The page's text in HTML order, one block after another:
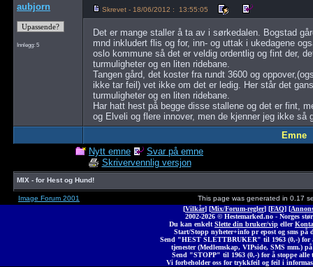
aubjorn
Innlegg: 5
Skrevet - 18/06/2012 : 13:55:05
Det er mange staller å ta av i sørkedalen. Bogstad
mnd inkludert flis og for, inn- og uttak i ukedagene
oslo kommune så det er veldig ordentlig og fint der,
turmuligheter og en liten ridebane.
Tangen gård, det koster fra rundt 3600 og
ikke tar feil) vet ikke om det er ledig. Her står det
turmuligheter og en liten ridebane.
Har hatt hest på begge disse stallene og det er fint,
og Elveli og flere innover, men de kjenner jeg ikke
Emne
Nytt emne
Svar på emne
Skrivervennlig versjon
MIX - for Hest og Hund!
Image Forum 2001
This page was generated in 0.17
[Vilkår] [Mix/Forum-regler] [FAQ] [
2002-2026 © Hestemarked.no - Norges
Du kan enkelt Slette din bruker/vip eller
Start/Stopp nyheter+info pr epost og sms på
Send "HEST SLETTBRUKER" til 1963 (0,-) for
tjenester (Medlemskap, VIPside, SMS mm.)
Send "STOPP" til 1963 (0,-) for å stoppe alle
Vi forbeholder oss for trykkfeil og feil i